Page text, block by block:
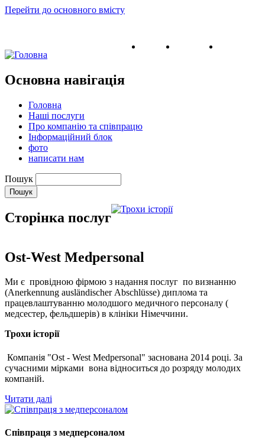
Перейти до основного вмісту
English Ukrainian
Основна навігація
Головна
Наші послуги
Про компанію та співпрацю
Інформаційний блок
фото
написати нам
Пошук
Сторінка послуг
Ost-West Medpersonal
Ми є провідною фірмою з надання послуг по визнанню
(Anerkennung ausländischer Abschlüsse) диплома та
працевлаштуванню молодшого медичного персоналу (
медсестер, фельдшерів) в клініки Німеччини.
Трохи історії
Компанія "Ost - West Medpersonal" заснована 2014 році. За
сучасними мірками вона відноситься до розряду молодих
компаній.
Читати далі
Співпраця з медперсоналом